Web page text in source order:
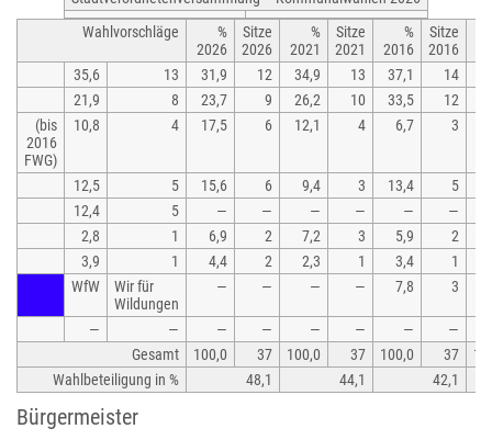
Wahlvorschläge
%
2026
Sitze
2026
%
2021
Sitze
2021
%
2016
Sitze
2016
35,6
13 31,9 12 34,9 13 37,1 14
21,9
8 23,7 9 26,2 10 33,5 12
(bis
2016
FWG)
10,8 4 17,5 6 12,1 4 6,7 3
12,5 5 15,6 6 9,4 3 13,4 5
12,4
5 — — — — —
—
2,8
1 6,9 2 7,2 3 5,9 2
3,9
1 4,4 2 2,3 1 3,4 1
WfW
Wir für
Wildungen
— — — — 7,8 3
— — — — — — —
—
Gesamt
100,0 37 100,0 37 100,0 37
Wahlbeteiligung in %
48,1 44,1 42,1
Bürgermeister